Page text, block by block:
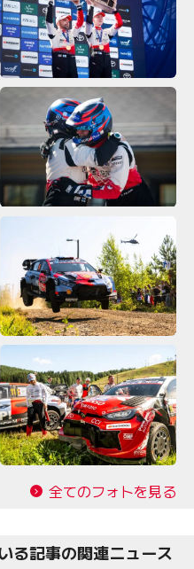
全てのフォトを見る
る記事の関連ニュース